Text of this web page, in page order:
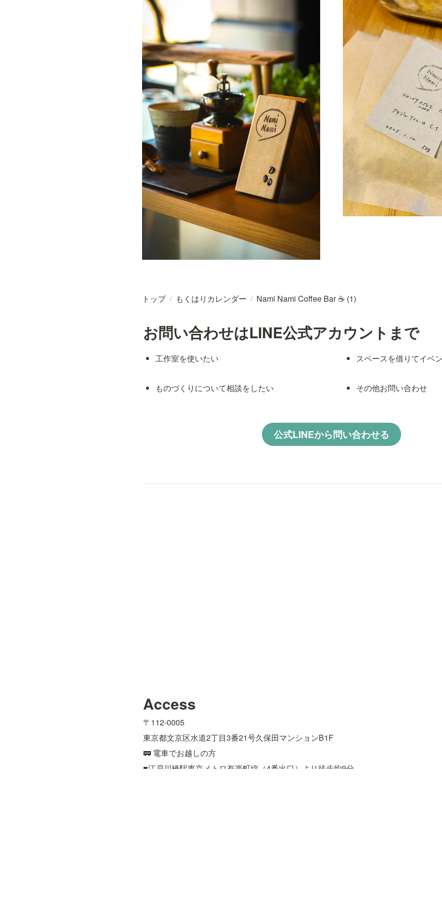
トップ / もくはりカレンダー / Nami Nami Coffee Bar ☕ (1)
お問い合わせはLINE公式アカウントまで
工作室を使いたい スペースを借りてイベ
ものづくりについて相談をしたい その他お問い合わせ
公式LINEから問い合わせる
Access
〒112-0005
東京都文京区水道2丁目3番21号久保田マンションB1F
🚃 電車でお越しの方
■江戸川橋駅東京メトロ有楽町線（4番出口）より徒歩約9分